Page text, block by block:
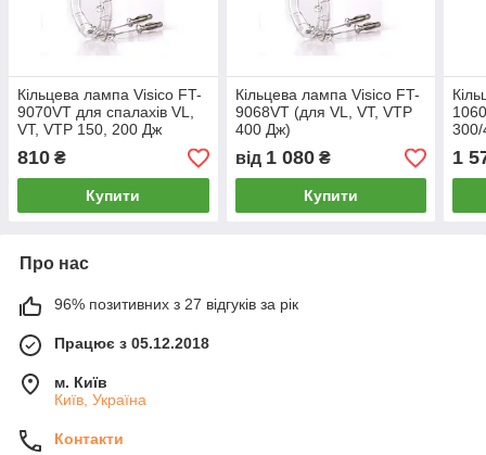
Кільцева лампа Visico FT-
9070VT для спалахів VL,
VT, VTP 150, 200 Дж
810 ₴
Купити
Кільцева лампа Visico FT-
9068VT (для VL, VT, VTP
400 Дж)
від 1 080₴
Купити
300/
plus)
1
Про нас
96% позитивних з 27 відгуків за рік
Працює з 05.12.2018
м. Київ
Київ, Україна
Контакти